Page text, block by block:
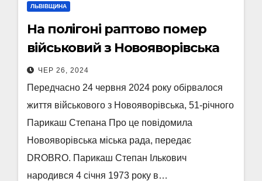
ЛЬВІВЩИНА
На полігоні раптово помер
військовий з Новояворівська
ЧЕР 26, 2024
Передчасно 24 червня 2024 року обірвалося
життя військового з Новояворівська, 51-річного
Парикаш Степана Про це повідомила
Новояворівська міська рада, передає
DROBRO. Парикаш Степан Ількович
народився 4 січня 1973 року в…